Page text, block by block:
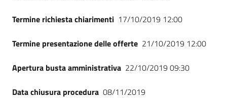
Termine richiesta chiarimenti 17/10/2019 12:00
Termine presentazione delle offerte 21/10/2019 12:00
Apertura busta amministrativa 22/10/2019 09:30
Data chiusura procedura 08/11/2019